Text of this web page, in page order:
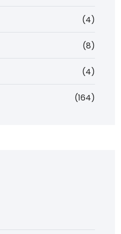
(4)
(8)
(4)
(164)